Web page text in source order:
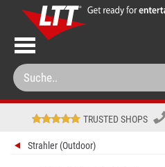
TRUSTED SHOPS
Strahler (Outdoor)